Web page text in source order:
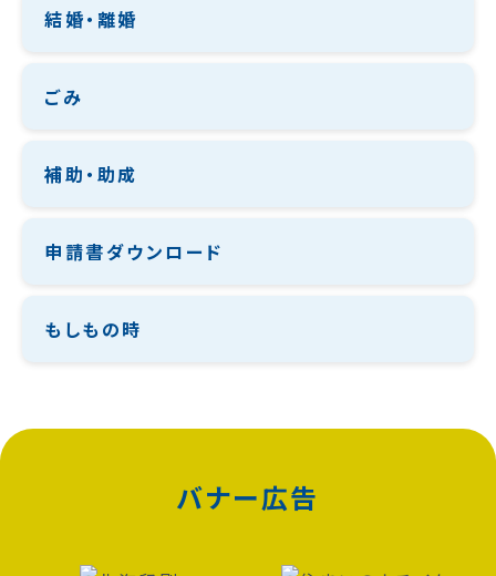
結婚・離婚
ごみ
補助・助成
申請書ダウンロード
もしもの時
バナー広告